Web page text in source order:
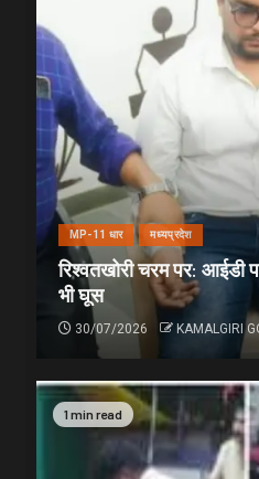
MP-11 धार मध्यप्रदेश
रिश्वतखोरी चरम पर: आईडी
भी घूस
30/07/2026 KAMALGIRI
1 min read